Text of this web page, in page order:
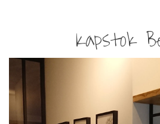
Kapstok